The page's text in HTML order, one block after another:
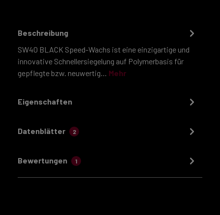
Beschreibung
SW40 BLACK Speed-Wachs ist eine einzigartige und
innovative Schnellersiegelung auf Polymerbasis für
gepflegte bzw. neuwertig… Mehr
Eigenschaften
Datenblätter 2
Bewertungen 1